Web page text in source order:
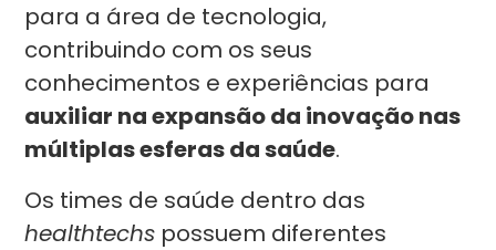
para a área de tecnologia,
contribuindo com os seus
conhecimentos e experiências para
auxiliar na expansão da inovação nas
múltiplas esferas da saúde.
Os times de saúde dentro das
healthtechs possuem diferentes